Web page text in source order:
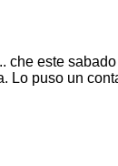
che este
Lo puso un